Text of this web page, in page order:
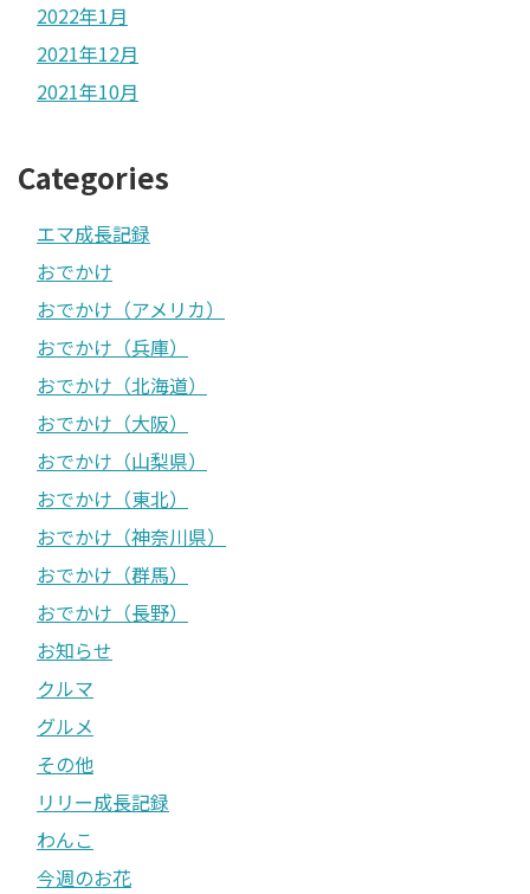
2022年1月
2021年12月
2021年10月
Categories
エマ成長記録
おでかけ
おでかけ（アメリカ）
おでかけ（兵庫）
おでかけ（北海道）
おでかけ（大阪）
おでかけ（山梨県）
おでかけ（東北）
おでかけ（神奈川県）
おでかけ（群馬）
おでかけ（長野）
お知らせ
クルマ
グルメ
その他
リリー成長記録
わんこ
今週のお花